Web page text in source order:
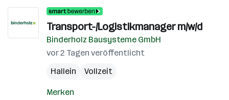
Transport-/Logistikmanager m/w/d
Binderholz Bausysteme GmbH
vor 2 Tagen veröffentlicht
Hallein
Vollzeit
Merken